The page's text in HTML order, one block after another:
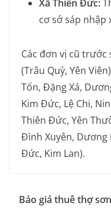
Xã Thiên Đức:
cơ sở sáp nhập
Các đơn vị cũ
(Trâu Quỳ, Yên
Tốn, Đặng Xá,
Kim Đức, Lệ Chi,
Thiên Đức, Yên
Đình Xuyên, Dương
Đức, Kim Lan).
Báo giá thuê thợ